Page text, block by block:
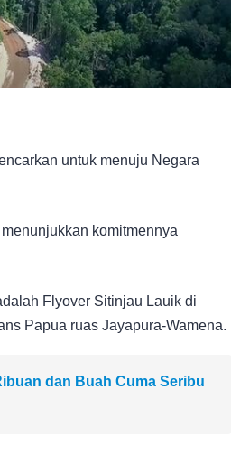
untuk menuju Negara
komitmennya
Flyover Sitinjau Lauik di
Papua ruas Jayapura-Wamena.
dan Buah Cuma Seribu